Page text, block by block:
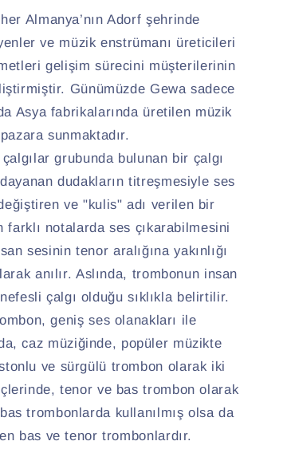
Almanya’nın Adorf şehrinde
ve müzik enstrümanı üreticileri
gelişim sürecini müşterilerinin
Günümüzde Gewa sadece
Asya fabrikalarında üretilen müzik
sunmaktadır.
grubunda bulunan bir çalgı
dudakların titreşmesiyle ses
ve "kulis" adı verilen bir
notalarda ses çıkarabilmesini
sesinin tenor aralığına yakınlığı
anılır. Aslında, trombonun insan
çalgı olduğu sıklıkla belirtilir.
geniş ses olanakları ile
caz müziğinde, popüler müzikte
ve sürgülü trombon olarak iki
tenor ve bas trombon olarak
trombonlarda kullanılmış olsa da
bas ve tenor trombonlardır.